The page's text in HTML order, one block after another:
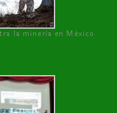
la minería en México